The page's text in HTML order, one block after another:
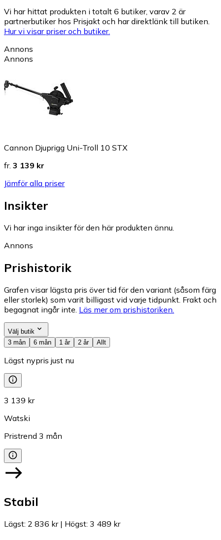
Vi har hittat produkten i totalt 6 butiker, varav 2 är
partnerbutiker hos Prisjakt och har direktlänk till butiken.
Hur vi visar priser och butiker.
Annons
Annons
Cannon Djuprigg Uni-Troll 10 STX
fr. 3 139 kr
Jämför alla priser
Insikter
Vi har inga insikter för den här produkten ännu.
Annons
Prishistorik
Grafen visar lägsta pris över tid för den variant (såsom färg
eller storlek) som varit billigast vid varje tidpunkt. Frakt och
begagnat ingår inte. Läs mer om prishistoriken.
Välj butik
3 mån
6 mån 1 år 2 år Allt
Lägst nypris just nu
3 139 kr
Watski
Pristrend 3 mån
Stabil
Lägst: 2 836 kr| Högst: 3 489 kr